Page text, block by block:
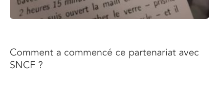
Comment a commencé ce partenariat avec
SNCF ?